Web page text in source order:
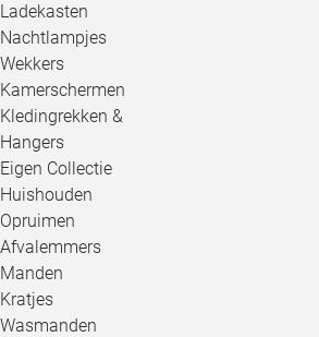
Ladekasten
Nachtlampjes
Wekkers
Kamerschermen
Kledingrekken &
Hangers
Eigen Collectie
Huishouden
Opruimen
Afvalemmers
Manden
Kratjes
Wasmanden